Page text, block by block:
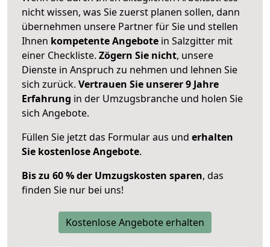
nicht wissen, was Sie zuerst planen sollen, dann
übernehmen unsere Partner für Sie und stellen
Ihnen kompetente Angebote in Salzgitter mit
einer Checkliste. Zögern Sie nicht, unsere
Dienste in Anspruch zu nehmen und lehnen Sie
sich zurück. Vertrauen Sie unserer 9 Jahre
Erfahrung in der Umzugsbranche und holen Sie
sich Angebote.
Füllen Sie jetzt das Formular aus und erhalten
Sie kostenlose Angebote.
Bis zu 60 % der Umzugskosten sparen, das
finden Sie nur bei uns!
Kostenlose Angebote erhalten